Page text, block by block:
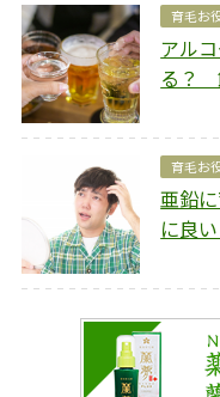
育毛お
アル
る？
育毛お
亜鉛
に良